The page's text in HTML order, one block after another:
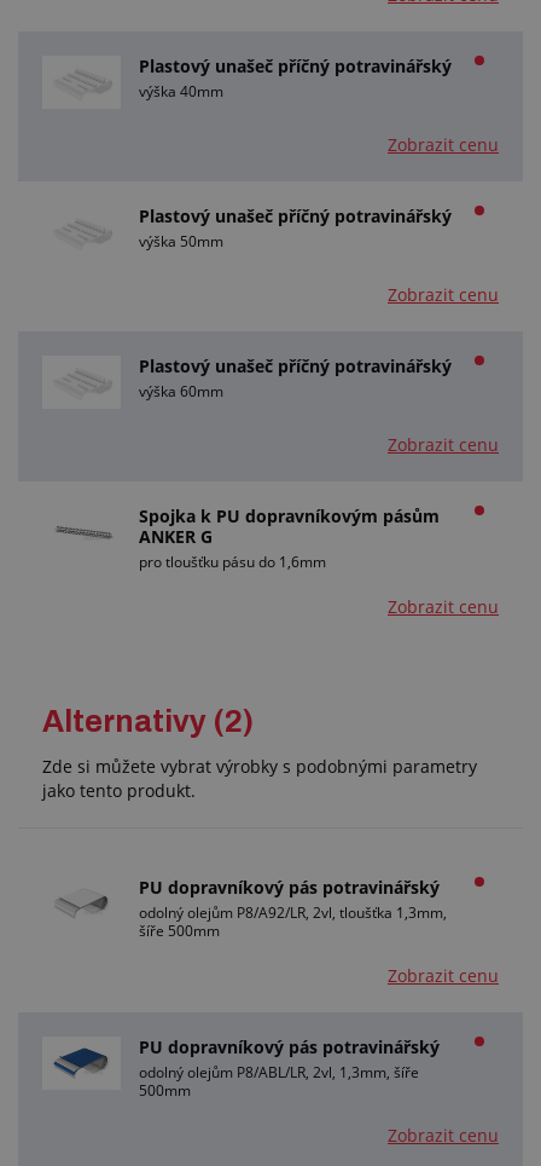
Plastový unašeč příčný potravinářský
výška 40mm
Zobrazit cenu
Plastový unašeč příčný potravinářský
výška 50mm
Zobrazit cenu
Plastový unašeč příčný potravinářský
výška 60mm
Zobrazit cenu
Spojka k PU dopravníkovým pásům
ANKER G
pro tloušťku pásu do 1,6mm
Zobrazit cenu
Alternativy (2)
Zde si můžete vybrat výrobky s podobnými parametry
jako tento produkt.
PU dopravníkový pás potravinářský
odolný olejům P8/A92/LR, 2vl, tloušťka 1,3mm,
šíře 500mm
Zobrazit cenu
PU dopravníkový pás potravinářský
odolný olejům P8/ABL/LR, 2vl, 1,3mm, šíře
500mm
Zobrazit cenu